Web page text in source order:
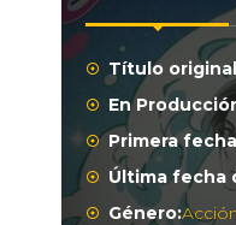
Título
En
Primera
Última fecha
Género: